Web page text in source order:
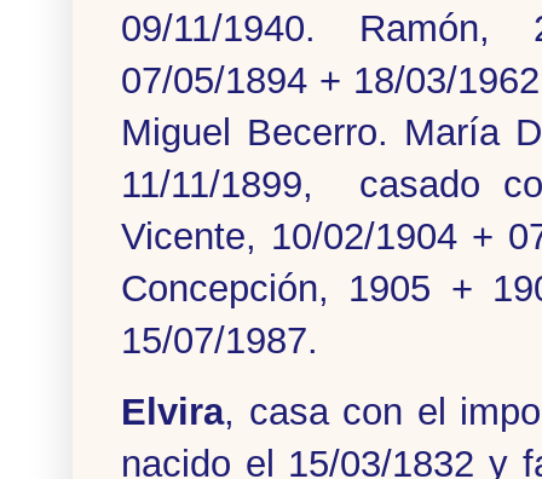
09/11/1940. Ramón,
07/05/1894 + 18/03/
Miguel Becerro. María
11/11/1899, casado
Vicente, 10/02/1904 +
Concepción, 1905 +
15/07/1987.
Elvira, casa con el
nacido el 15/03/1832 y